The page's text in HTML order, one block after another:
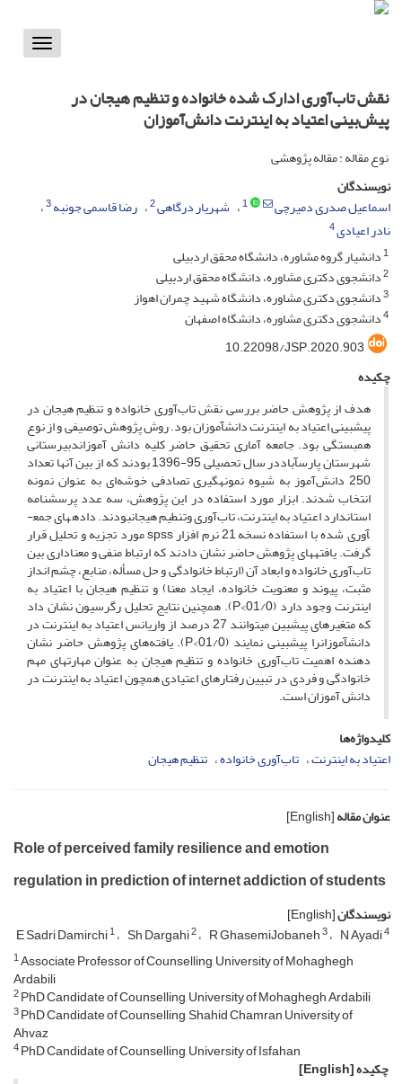
Toggle
نقش تاب‌آوری ادارک شده خانواده و تنظیم هیجان در
پیش‌بینی اعتیاد به اینترنت دانش‌آموزان
نوع مقاله : مقاله پژوهشی
نویسندگان
اسماعیل صدری دمیرچی
1 شهریار درگاهی2 رضا قاسمی جونبه3
نادر اعیادی4
1دانشیار گروه مشاوره، دانشگاه محقق اردبیلی
2دانشجوی دکتری مشاوره، دانشگاه محقق اردبیلی
3دانشجوی دکتری مشاوره، دانشگاه شهید چمران اهواز
4دانشجوی دکتری مشاوره، دانشگاه اصفهان
10.22098/JSP.2020.903
چکیده
هدف از پژوهش حاضر بررسی نقش تاب‌آوری خانواده و تنظیم هیجان در
پیش­بینی اعتیاد به اینترنت دانش­آموزان بود. روش پژوهش توصیفی و از نوع
همبستگی بود. جامعه آماری تحقیق حاضر کلیه دانش آموزاندبیرستانی
شهرستان پارس­آباددر سال تحصیلی 95-1396 بودند که از بین آن­ها تعداد
250 دانش‌آموز به شیوه نمونه­گیری تصادفی خوشه‌ای به عنوان نمونه
انتخاب شدند. ابزار مورد استفاده در این پژوهش، سه عدد پرسشنامه
استاندارد اعتیاد به اینترنت، تاب‌آوری وتنطیم هیجانبودند. داده­های جمع­
آوری شده با استفاده نسخه 21 نرم افزار spss مورد تجزیه و تحلیل قرار
گرفت. یافته­های پژوهش حاضر نشان دادند که ارتباط منفی و معناداری بین
تاب‌آوری خانواده و ابعاد آن (ارتباط خانوادگی و حل مسأله، منابع، چشم انداز
مثبت، پیوند و معنویت خانواده، ایجاد معنا) و تنظیم هیجان با اعتیاد به
اینترنت وجود دارد (01/0>P). همچنین نتایج تحلیل رگرسیون نشان داد
که متغیرهای پیش­بین می­توانند 27 درصد از واریانس اعتیاد به اینترنت در
دانش­آموزانرا پیش­بینی نمایند (01/0>P). یافته‌های پژوهش حاضر نشان
دهنده اهمیت تاب‌آوری خانواده و تنظیم هیجان به عنوان مهارت­های مهم
خانوادگی و فردی در تبیین رفتارهای اعتیادی همچون اعتیاد به اینترنت در
دانش­ آموزان است.
کلیدواژه‌ها
اعتیاد به اینترنت تاب‌آوری خانواده تنظیم هیجان
عنوان مقاله[English]
Role of perceived family resilience and emotion
regulation in prediction of internet addiction of students
نویسندگان[English]
E Sadri Damirchi1 Sh Dargahi2 R GhasemiJobaneh3 N Ayadi4
1Associate Professor of Counselling, University of Mohaghegh
Ardabili
2PhD Candidate of Counselling, University of Mohaghegh Ardabili
3PhD Candidate of Counselling, Shahid Chamran University of
Ahvaz
4PhD Candidate of Counselling, University of Isfahan
چکیده[English]